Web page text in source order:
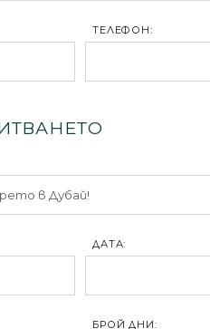
ТЕЛЕФОН:
ДАТА:
БРОЙ ДНИ: